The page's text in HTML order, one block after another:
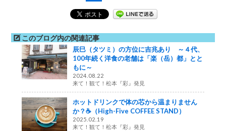
このブログ内の関連記事
辰巳（タツミ）の方位に吉兆あり ～４代、
100年続く洋食の老舗は「楽（岳）都」とと
もに～
2024.08.22
来て！観て！松本『彩』発見
ホットドリンクで体の芯から温まりません
か？☕（High-Five COFFEE STAND）
2025.02.19
来て！観て！松本『彩』発見